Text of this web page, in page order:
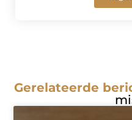
Gerelateerde